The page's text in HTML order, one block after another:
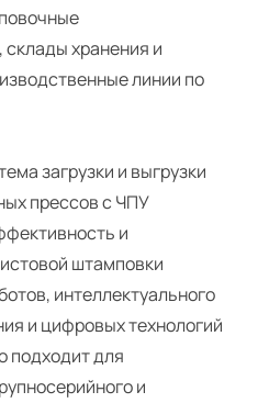
хранения и
линии по
загрузки и выгрузки
прессов с ЧПУ
и
штамповки
интеллектуального
и цифровых технологий
подходит для
и